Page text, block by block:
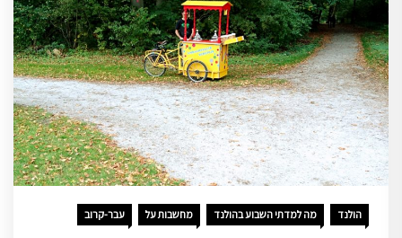
הולנד מה למדתי השבוע בהולנד מחשבות על עבר-קרוב